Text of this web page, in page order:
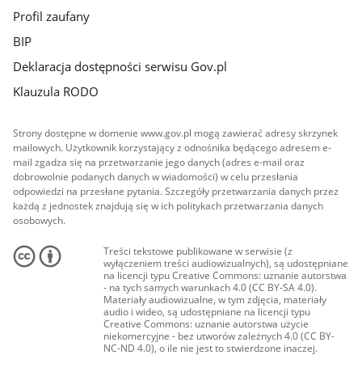
Profil zaufany
BIP
Deklaracja dostępności serwisu Gov.pl
Klauzula RODO
Strony dostępne w domenie www.gov.pl mogą zawierać adresy skrzynek
mailowych. Użytkownik korzystający z odnośnika będącego adresem e-
mail zgadza się na przetwarzanie jego danych (adres e-mail oraz
dobrowolnie podanych danych w wiadomości) w celu przesłania
odpowiedzi na przesłane pytania. Szczegóły przetwarzania danych przez
każdą z jednostek znajdują się w ich politykach przetwarzania danych
osobowych.
Treści tekstowe publikowane w serwisie (z
wyłączeniem treści audiowizualnych), są udostępniane
na licencji typu Creative Commons: uznanie autorstwa
- na tych samych warunkach 4.0 (CC BY-SA 4.0).
Materiały audiowizualne, w tym zdjęcia, materiały
audio i wideo, są udostępniane na licencji typu
Creative Commons: uznanie autorstwa użycie
niekomercyjne - bez utworów zależnych 4.0 (CC BY-
NC-ND 4.0), o ile nie jest to stwierdzone inaczej.